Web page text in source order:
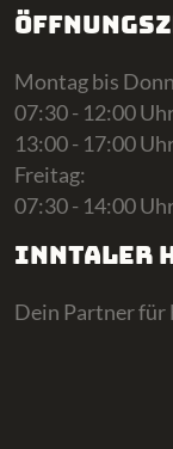
Montag bis
07:30 - 12:00
13:00 - 17:00
Freitag:
07:30 - 14:00
Inntaler
Dein Partner